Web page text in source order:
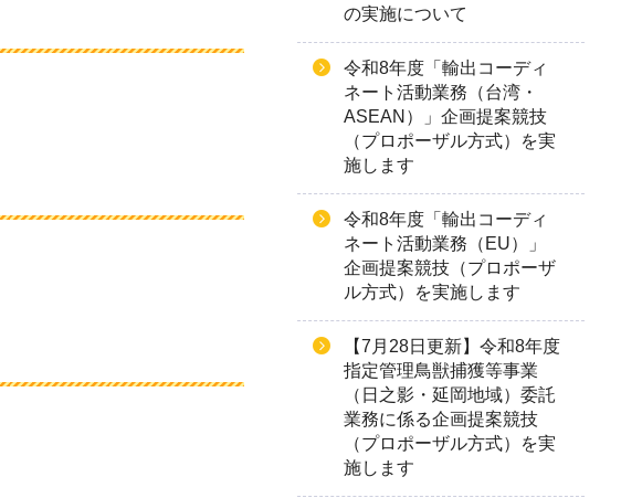
の実施について
令和8年度「輸出コーディ
ネート活動業務（台湾・
ASEAN）」企画提案競技
（プロポーザル方式）を実
施します
令和8年度「輸出コーディ
ネート活動業務（EU）」
企画提案競技（プロポーザ
ル方式）を実施します
【7月28日更新】令和8年度
指定管理鳥獣捕獲等事業
（日之影・延岡地域）委託
業務に係る企画提案競技
（プロポーザル方式）を実
施します